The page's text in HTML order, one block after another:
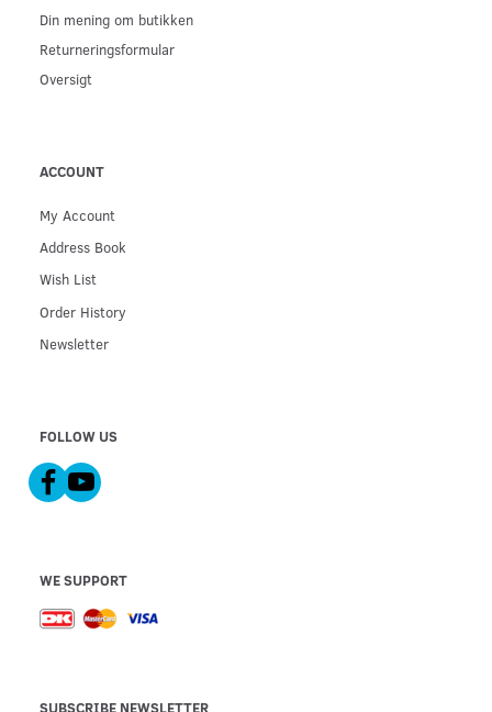
Din mening om butikken
Returneringsformular
Oversigt
ACCOUNT
My Account
Address Book
Wish List
Order History
Newsletter
FOLLOW US
WE SUPPORT
SUBSCRIBE NEWSLETTER